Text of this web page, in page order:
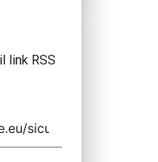
link RSS